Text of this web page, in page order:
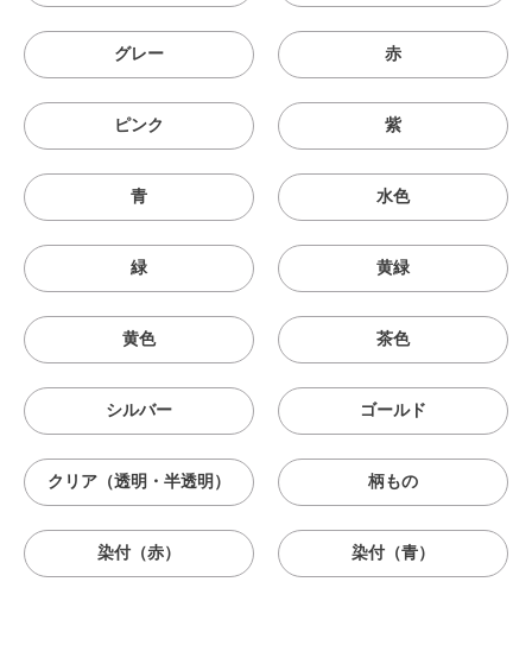
グレー 赤
ピンク 紫
青 水色
緑 黄緑
黄色 茶色
シルバー ゴールド
クリア（透明・半透明） 柄もの
染付（赤） 染付（青）